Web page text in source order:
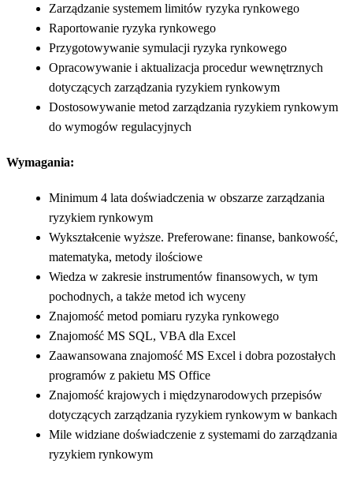
Zarządzanie systemem limitów ryzyka rynkowego
Raportowanie ryzyka rynkowego
Przygotowywanie symulacji ryzyka rynkowego
Opracowywanie i aktualizacja procedur wewnętrznych
dotyczących zarządzania ryzykiem rynkowym
Dostosowywanie metod zarządzania ryzykiem rynkowym
do wymogów regulacyjnych
Wymagania:
Minimum 4 lata doświadczenia w obszarze zarządzania
ryzykiem rynkowym
Wykształcenie wyższe. Preferowane: finanse, bankowość,
matematyka, metody ilościowe
Wiedza w zakresie instrumentów finansowych, w tym
pochodnych, a także metod ich wyceny
Znajomość metod pomiaru ryzyka rynkowego
Znajomość MS SQL, VBA dla Excel
Zaawansowana znajomość MS Excel i dobra pozostałych
programów z pakietu MS Office
Znajomość krajowych i międzynarodowych przepisów
dotyczących zarządzania ryzykiem rynkowym w bankach
Mile widziane doświadczenie z systemami do zarządzania
ryzykiem rynkowym